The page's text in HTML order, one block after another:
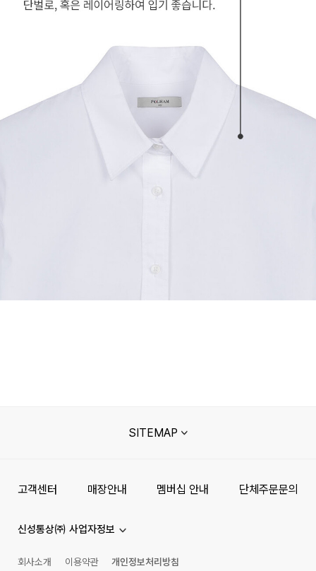
SITEMAP
고객센터 매장안내 멤버십 안내 단체주문문의
신성통상㈜ 사업자정보
회사소개 이용약관 개인정보처리방침